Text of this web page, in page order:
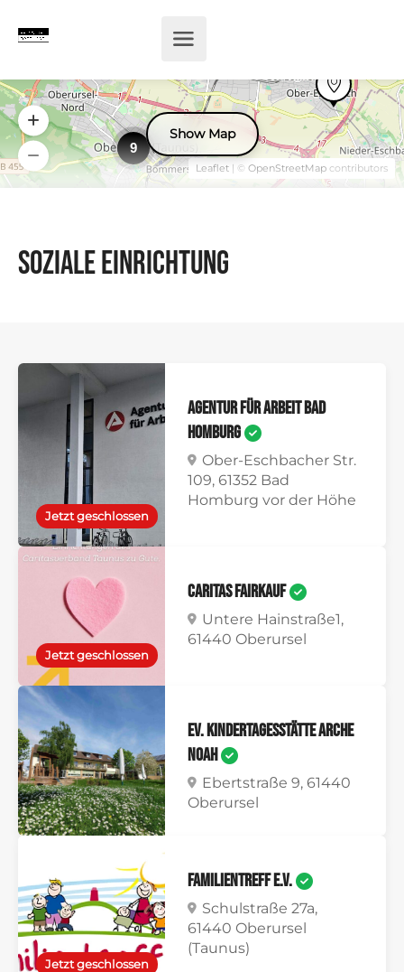
Soziale Einrichtung
Jetzt geschlossen
Agentur für Arbeit Bad
Homburg
Ober-Eschbacher Str.
109, 61352 Bad
Homburg vor der Höhe
Jetzt geschlossen
Caritas FAIRKAUF
Untere Hainstraße1,
61440 Oberursel
Ev. Kindertagesstätte Arche
Noah
Ebertstraße 9, 61440
Oberursel
Jetzt geschlossen
Familientreff e.V.
Schulstraße 27a,
61440 Oberursel
(Taunus)
9
Leaflet | © OpenStreetMap contributors
Show Map